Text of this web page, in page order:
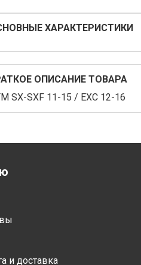
ХАРАКТЕРИСТИКИ
ОПИСАНИЕ ТОВАРА
SX-SXF 11-15 / EXC 12-16
и доставка